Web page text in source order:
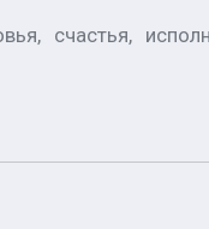
счастья,